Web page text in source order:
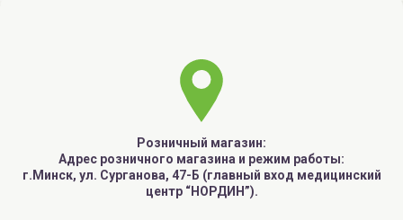
Розничный магазин:
Адрес розничного магазина и режим работы:
г.Минск, ул. Сурганова, 47-Б (главный вход медицинский
центр “НОРДИН”).